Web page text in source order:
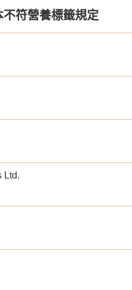
符營養標籤規定
Ltd.